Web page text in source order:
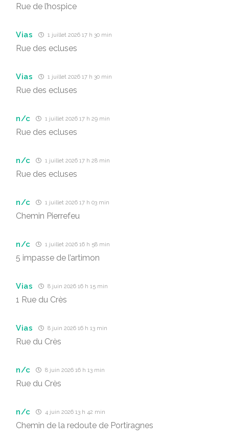
Rue de l’hospice
Vias 1 juillet 2026 17 h 30 min
Rue des ecluses
Vias 1 juillet 2026 17 h 30 min
Rue des ecluses
n/c 1 juillet 2026 17 h 29 min
Rue des ecluses
n/c 1 juillet 2026 17 h 28 min
Rue des ecluses
n/c 1 juillet 2026 17 h 03 min
Chemin Pierrefeu
n/c 1 juillet 2026 16 h 58 min
5 impasse de l’artimon
Vias 8 juin 2026 16 h 15 min
1 Rue du Crès
Vias 8 juin 2026 16 h 13 min
Rue du Crès
n/c 8 juin 2026 16 h 13 min
Rue du Crès
n/c 4 juin 2026 13 h 42 min
Chemin de la redoute de Portiragnes